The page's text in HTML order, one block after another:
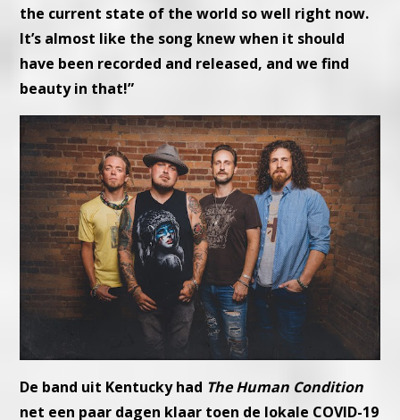
the current state of the world so well right now.
It’s almost like the song knew when it should
have been recorded and released, and we find
beauty in that!”
De band uit Kentucky had The Human Condition
net een paar dagen klaar toen de lokale COVID-19